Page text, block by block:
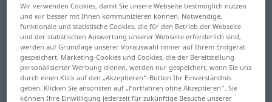
Mittel, Weg Gelegenheit, Möglichkeit
Modus Modus
Benehmen, Umgangsform
Wir verwenden Cookies, damit Sie unsere Webseite bestmöglich nutzen
und wir besser mit Ihnen kommunizieren können. Notwendige,
funktionale und statistische Cookies, die für den Betrieb der Webseite
und der statistischen Auswertung unserer Webseite erforderlich sind,
werden auf Grundlage unserer Vorauswahl immer auf Ihrem Endgerät
gespeichert. Marketing-Cookies und Cookies, die der Bereitstellung
personalisierter Werbung dienen, werden nur gespeichert, wenn Sie uns
durch einen Klick auf den „Akzeptieren“-Button Ihr Einverständnis
geben. Klicken Sie ansonsten auf „Fortfahren ohne Akzeptieren“. Sie
können Ihre Einwilligung jederzeit für zukünftige Besuche unserer